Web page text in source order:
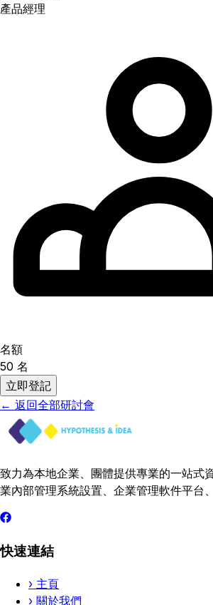
產品經理
名額
50 名
立即登記
← 返回全部研討會
致力為本地企業、團體提供專業的一站式
業內部管理系統設置、企業管理軟件平台
快速連結
› 主頁
› 關於我們